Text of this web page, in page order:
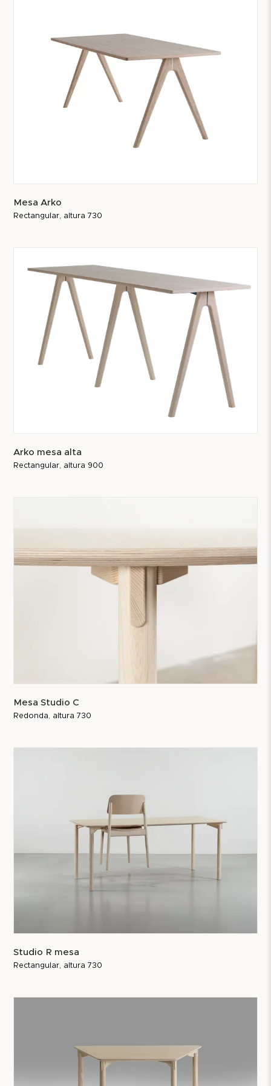
Mesa Arko
Rectangular, altura 730
Arko mesa alta
Rectangular, altura 900
Mesa Studio C
Redonda, altura 730
Studio R mesa
Rectangular, altura 730